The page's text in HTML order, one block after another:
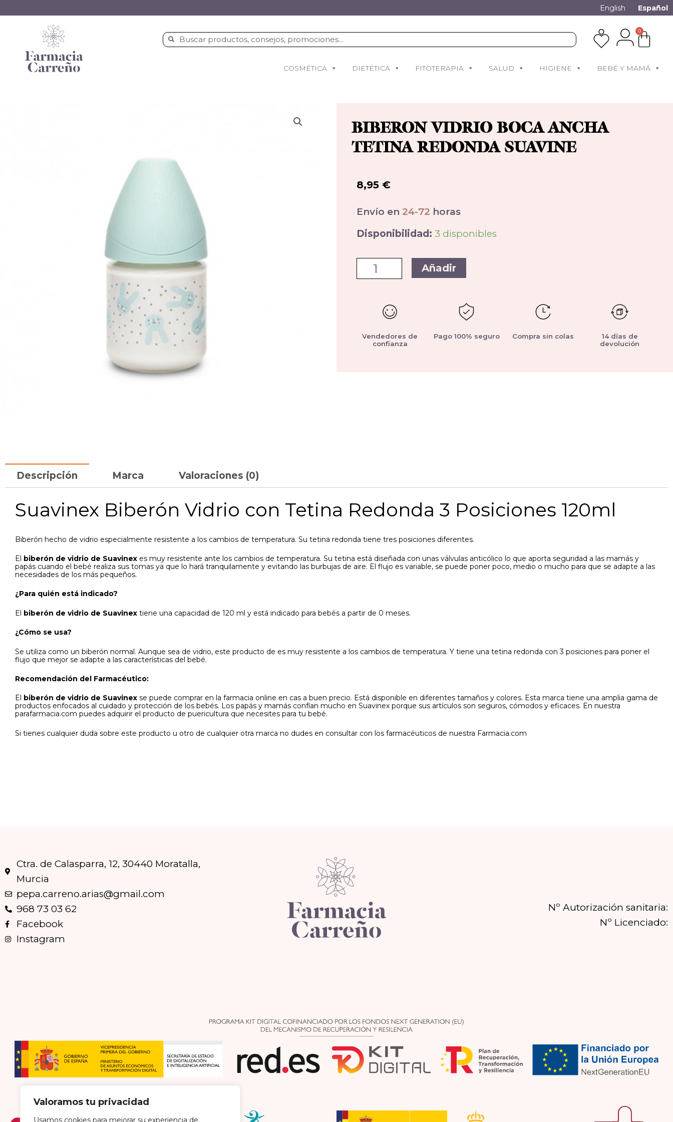
Valoramos tu privacidad
Usamos cookies para mejorar su experiencia de
English Español
0
COSMÉTICA DIETÉTICA FITOTERAPIA SALUD HIGIENE BEBÉ Y MAMÁ
BIBERON VIDRIO BOCA ANCHA
TETINA REDONDA SUAVINE
8,95 €
Envío en 24-72 horas
Disponibilidad: 3 disponibles
Añadir
Vendedores de
confianza
Pago 100% seguro Compra sin colas
14 días de
devolución
Descripción Marca Valoraciones (0)
Suavinex Biberón Vidrio con Tetina Redonda 3 Posiciones 120ml
Biberón hecho de vidrio especialmente resistente a los cambios de temperatura. Su tetina redonda tiene tres posiciones diferentes.
El biberón de vidrio de Suavinex es muy resistente ante los cambios de temperatura. Su tetina está diseñada con unas válvulas anticólico lo que aporta seguridad a las mamás y
papás cuando el bebé realiza sus tomas ya que lo hará tranquilamente y evitando las burbujas de aire. El flujo es variable, se puede poner poco, medio o mucho para que se adapte a las
necesidades de los más pequeños.
¿Para quién está indicado?
El biberón de vidrio de Suavinex tiene una capacidad de 120 ml y está indicado para bebés a partir de 0 meses.
¿Cómo se usa?
Se utiliza como un biberón normal. Aunque sea de vidrio, este producto de es muy resistente a los cambios de temperatura. Y tiene una tetina redonda con 3 posiciones para poner el
flujo que mejor se adapte a las características del bebé.
Recomendación del Farmacéutico:
El biberón de vidrio de Suavinex se puede comprar en la farmacia online en cas a buen precio. Está disponible en diferentes tamaños y colores. Esta marca tiene una amplia gama de
productos enfocados al cuidado y protección de los bebés. Los papás y mamás confían mucho en Suavinex porque sus artículos son seguros, cómodos y eficaces. En nuestra
parafarmacia.com puedes adquirir el producto de puericultura que necesites para tu bebé.
Si tienes cualquier duda sobre este producto u otro de cualquier otra marca no dudes en consultar con los farmacéuticos de nuestra Farmacia.com
Ctra. de Calasparra, 12, 30440 Moratalla,
Murcia
pepa.carreno.arias@gmail.com
968 73 03 62
Facebook
Instagram
Nº Autorización sanitaria:
Nº Licenciado: